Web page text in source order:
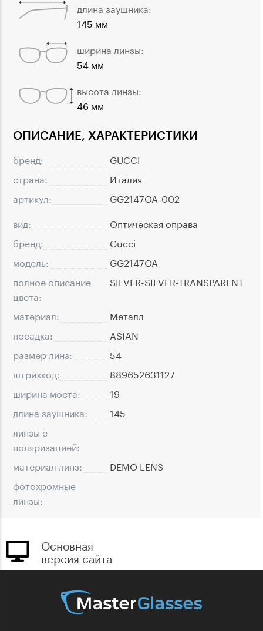
ОПИСАНИЕ, ХАРАКТЕРИСТИКИ
бренд:
GUCCI
страна:
Италия
артикул:
GG2147OA-002
вид:
Оптическая оправа
бренд:
Gucci
модель:
GG2147OA
полное описание
цвета:
SILVER-SILVER-TRANSPARENT
материал:
Металл
посадка:
ASIAN
размер линз:
54
штрихкод:
889652631127
ширина моста:
19
длина заушника:
145
линзы с
поляризацией:
материал линз:
DEMO LENS
фотохромные
линзы:
длина заушника:
145 мм
ширина линзы:
54 мм
высота линзы:
46 мм
Основная
версия сайта